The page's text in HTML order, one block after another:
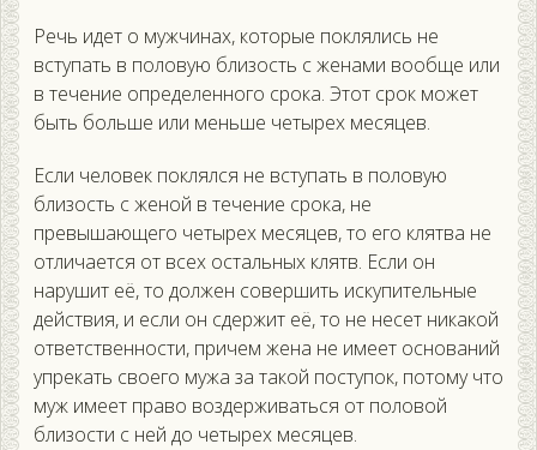
Речь идет о мужчинах, которые поклялись не
вступать в половую близость с женами вообще или
в течение определенного срока. Этот срок может
быть больше или меньше четырех месяцев.
Если человек поклялся не вступать в половую
близость с женой в течение срока, не
превышающего четырех месяцев, то его клятва не
отличается от всех остальных клятв. Если он
нарушит её, то должен совершить искупительные
действия, и если он сдержит её, то не несет никакой
ответственности, причем жена не имеет оснований
упрекать своего мужа за такой поступок, потому что
муж имеет право воздерживаться от половой
близости с ней до четырех месяцев.